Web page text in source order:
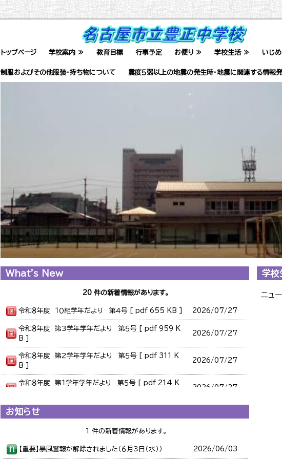
トップページ 学校案内 ≫ 教育目標 行事予定 お便り ≫ 学校生活 ≫ いじ
制服およびその他服装・持ち物について 震度５弱以上の地震の発生時・地震に関連する情報
お知らせ
What's New
20 件の新着情報があります。
令和８年度 １０組学年だより 第４号 [ pdf 655 KB ] 2026/07/27
令和８年度 第３学年学年だより 第５号 [ pdf 959 K
B ]
2026/07/27
令和８年度 第２学年学年だより 第５号 [ pdf 311 K
B ]
2026/07/27
令和８年度 第１学年学年だより 第５号 [ pdf 214 K
2026/07/27
令和８年度 豊正だより 第５号 [ pdf 189 KB ]
令和８年度 １０組学年だより 第３号 [ pdf 687 KB ]
令和８年度 第３学年学年だより 第４号 [ pdf 969 K
2026/07/02
お知らせ
1 件の新着情報があります。
【重要】暴風警報が解除されました（６月３日（水）） 2026/06/03
学校
ニュ